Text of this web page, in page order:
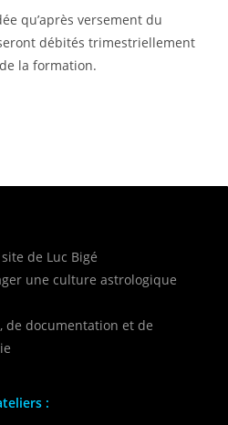
qu’après versement du
débités trimestriellement
la formation.
de Luc Bigé
une culture astrologique
de documentation et de
: